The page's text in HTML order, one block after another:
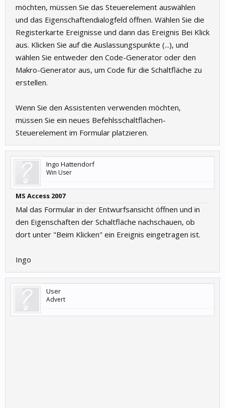
möchten, müssen Sie das Steuerelement auswählen
und das Eigenschaftendialogfeld öffnen. Wählen Sie die
Registerkarte Ereignisse und dann das Ereignis Bei Klick
aus. Klicken Sie auf die Auslassungspunkte (...), und
wählen Sie entweder den Code-Generator oder den
Makro-Generator aus, um Code für die Schaltfläche zu
erstellen.
Wenn Sie den Assistenten verwenden möchten,
müssen Sie ein neues Befehlsschaltflächen-
Steuerelement im Formular platzieren.
Ingo Hattendorf
Win User
MS Access 2007
Mal das Formular in der Entwurfsansicht öffnen und in
den Eigenschaften der Schaltfläche nachschauen, ob
dort unter "Beim Klicken" ein Ereignis eingetragen ist.
Ingo
User
Advert